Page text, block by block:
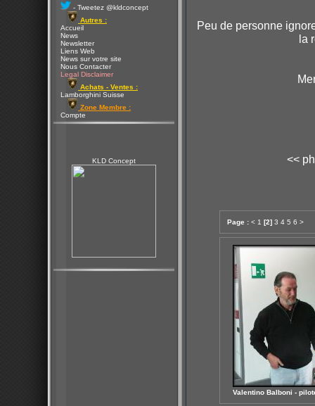
- Tweetez @kldconcept
Autres :
Accueil
News
Newsletter
Liens Web
News sur votre site
Nous Contacter
Legal Disclaimer
Achats - Ventes :
Lamborghini Suisse
Zone Membre :
Compte
KLD Concept
Peu de personne
la
<<
Page : < 1 [2] 3 4 5 6 >
Valentino Balboni -